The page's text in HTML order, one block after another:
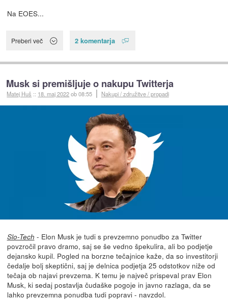
Na EOES...
Preberi več 2 komentarja
Musk si premišljuje o nakupu Twitterja
Matej Huš :: 18. maj 2022ob 08:55 Nakupi / združitve / propadi
Slo-Tech - Elon Musk je tudi s prevzemno ponudbo za Twitter
povzročil pravo dramo, saj se še vedno špekulira, ali bo podjetje
dejansko kupil. Pogled na borzne tečajnice kaže, da so investitorji
čedalje bolj skeptični, saj je delnica podjetja 25 odstotkov niže od
tečaja ob najavi prevzema. K temu je največ prispeval prav Elon
Musk, ki sedaj postavlja čudaške pogoje in javno razlaga, da se
lahko prevzemna ponudba tudi popravi - navzdol.